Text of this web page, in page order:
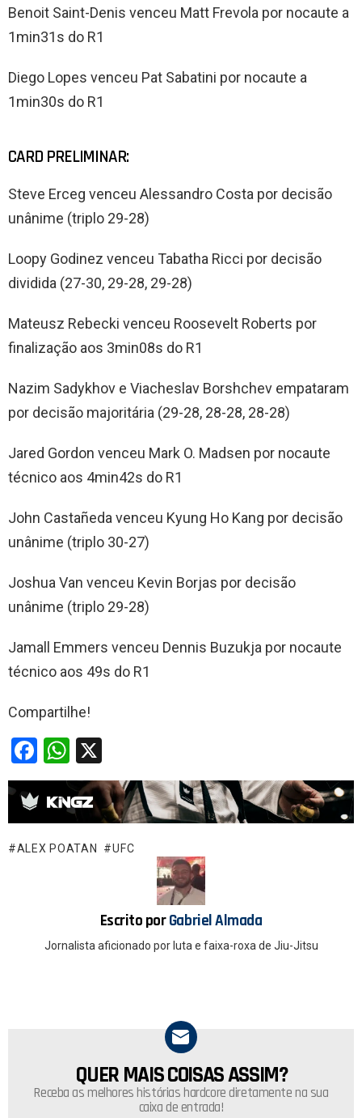
Benoit Saint-Denis venceu Matt Frevola por nocaute a
1min31s do R1
Diego Lopes venceu Pat Sabatini por nocaute a
1min30s do R1
CARD PRELIMINAR:
Steve Erceg venceu Alessandro Costa por decisão
unânime (triplo 29-28)
Loopy Godinez venceu Tabatha Ricci por decisão
dividida (27-30, 29-28, 29-28)
Mateusz Rebecki venceu Roosevelt Roberts por
finalização aos 3min08s do R1
Nazim Sadykhov e Viacheslav Borshchev empataram
por decisão majoritária (29-28, 28-28, 28-28)
Jared Gordon venceu Mark O. Madsen por nocaute
técnico aos 4min42s do R1
John Castañeda venceu Kyung Ho Kang por decisão
unânime (triplo 30-27)
Joshua Van venceu Kevin Borjas por decisão
unânime (triplo 29-28)
Jamall Emmers venceu Dennis Buzukja por nocaute
técnico aos 49s do R1
Compartilhe!
F
a
ce
b
o
W
h
at
s
A
ALEX POATAN UFC
Escrito porGabriel Almada
Jornalista aficionado por luta e faixa-roxa de Jiu-Jitsu
NEWSLETTER
QUER MAIS COISAS ASSIM?
Receba as melhores histórias hardcore diretamente na sua
caixa de entrada!